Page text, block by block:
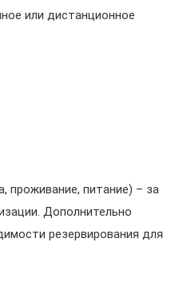
или дистанционное
проживание, питание) – за
Дополнительно
резервирования для